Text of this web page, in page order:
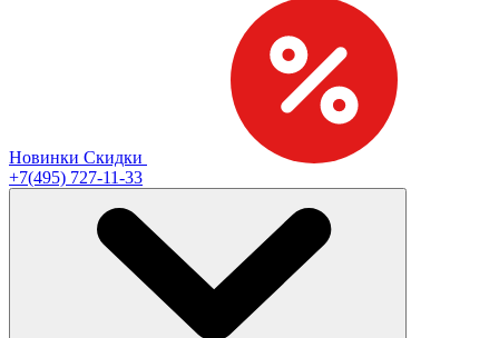
Новинки Скидки
+7(495) 727-11-33